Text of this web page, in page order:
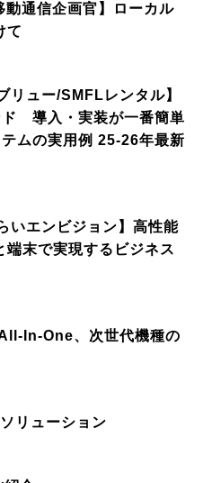
動通信企画官】ローカル
て
リュー/SMFLレンタル】
ド 導入・実装が一番簡単
ムの実用例 25-26年最新
いエンビジョン】高性能
端末で実現するビジネス
In-One、次世代機種の
リューション